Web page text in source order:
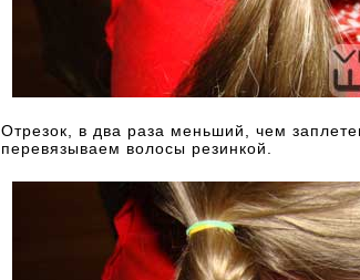
Отрезок, в два раза меньший, чем
перевязываем волосы резинкой.